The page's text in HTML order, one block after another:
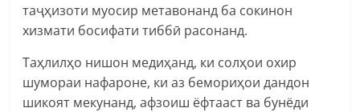
таҷҳизоти муосир метавонанд ба сокинон
хизмати босифати тиббӣ расонанд.
Таҳлилҳо нишон медиҳанд, ки солҳои охир
шумораи нафароне, ки аз бемориҳои дандон
шикоят мекунанд, афзоиш ёфтааст ва бунёди